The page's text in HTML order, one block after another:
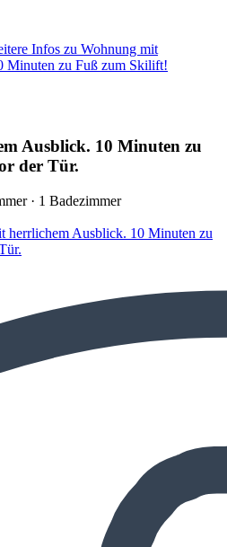
Infos zu Wohnung mit
Minuten zu Fuß zum Skilift!
Ausblick. 10 Minuten zu
der Tür.
· 1 Badezimmer
herrlichem Ausblick. 10 Minuten zu